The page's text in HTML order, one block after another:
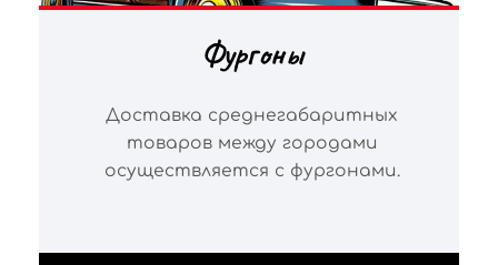
Фургоны
Доставка среднегабаритных
товаров между городами
осуществляется с фургонами.